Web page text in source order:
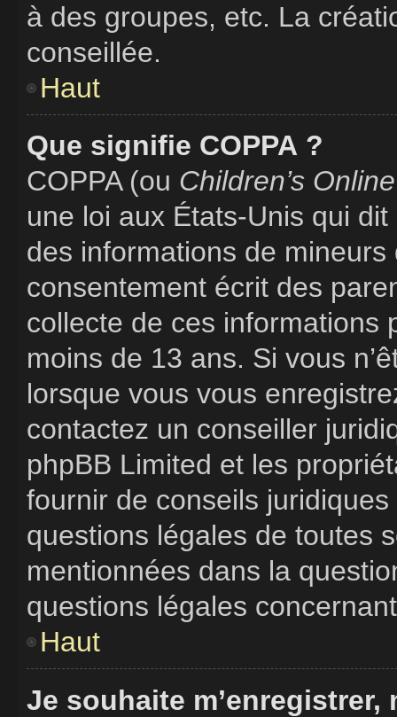
à des groupes, etc. La
conseillée.
Haut
Que signifie COPPA ?
COPPA (ou Children’s
une loi aux États-Unis qui
des informations de
consentement écrit des
collecte de ces informations
moins de 13 ans. Si vous
lorsque vous vous
contactez un conseiller
phpBB Limited et les
fournir de conseils
questions légales de toutes
mentionnées dans la
questions légales
Haut
Je souhaite m’enregistrer,